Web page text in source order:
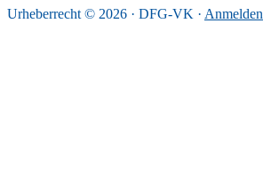
Urheberrecht © 2026 · DFG-VK · Anmelden